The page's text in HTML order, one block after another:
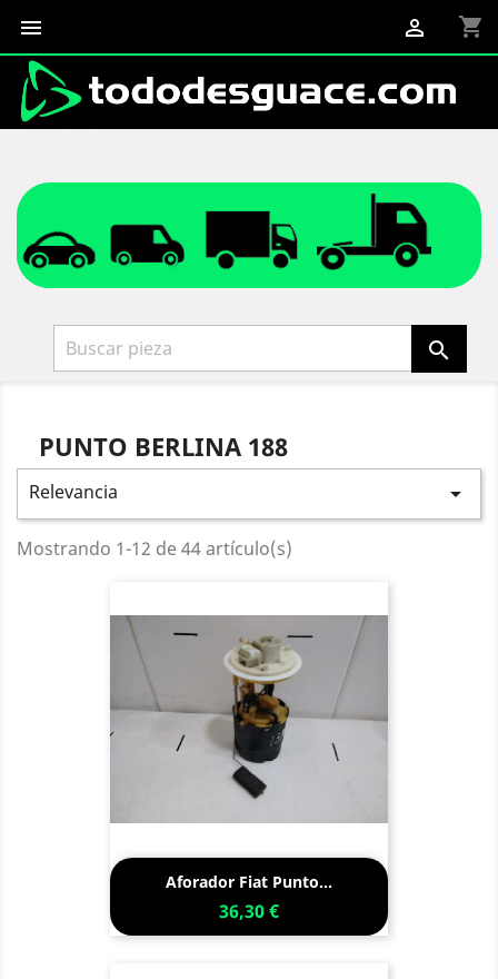
 shopping_cart


PUNTO BERLINA 188
Relevancia 
Mostrando 1-12 de 44 artículo(s)
Aforador Fiat Punto...
36,30 €